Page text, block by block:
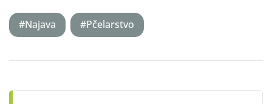
#Najava #Pčelarstvo
navigation